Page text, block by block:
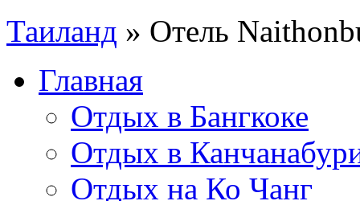
Таиланд » Отель
Главная
Отдых в Бангкоке
Отдых в
Отдых на Ко Чанг